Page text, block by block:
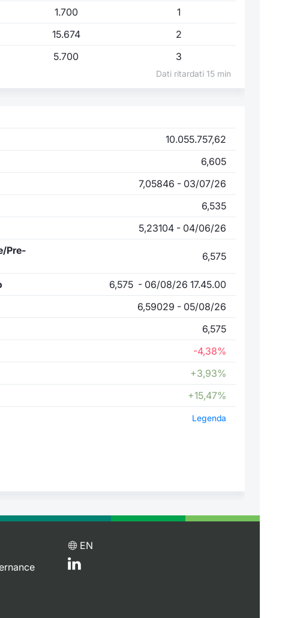
1.700
1
15.674
2
5.700 3
Dati ritardati 15 min
10.055.757,62
6,605
7,05846 - 03/07/26
6,535
5,23104 - 04/06/26
Pre-
6,575
6,575 - 06/08/26 17.45.00
6,59029 - 05/08/26
6,575
-4,38%
+3,93%
+15,47%
Legenda
EN